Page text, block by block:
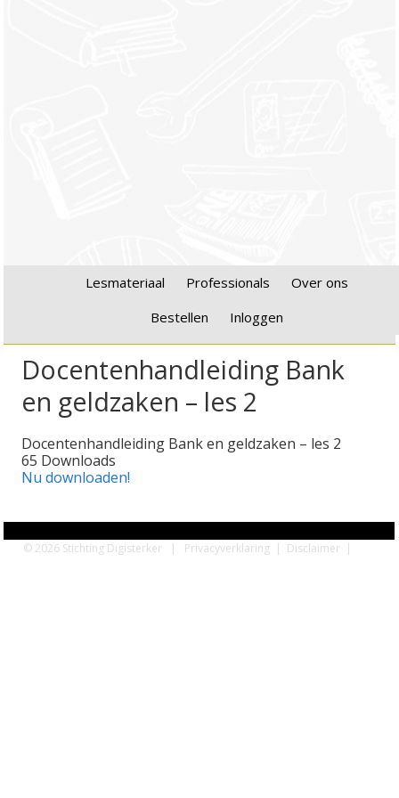
Lesmateriaal Professionals
Over ons
Bestellen
Inloggen
Docentenhandleiding Bank
en geldzaken – les 2
Docentenhandleiding Bank en geldzaken – les 2
65 Downloads
Nu downloaden!
© 2026 Stichting Digisterker | Privacyverklaring | Disclaimer |